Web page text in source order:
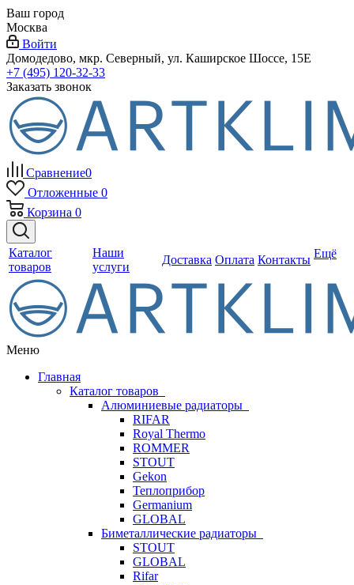
Ваш город
Москва
Войти
Домодедово, мкр. Северный, ул. Каширское Шоссе, 15Е
+7 (495) 120-32-33
Заказать звонок
Сравнение0
Отложенные 0
Корзина 0
Каталог
товаров
Наши
услуги
Доставка Оплата Контакты Ещё
Меню
Главная
Каталог товаров
Алюминиевые радиаторы
RIFAR
Royal Thermo
ROMMER
STOUT
Gekon
Теплоприбор
Germanium
GLOBAL
Биметаллические радиаторы
STOUT
GLOBAL
Rifar